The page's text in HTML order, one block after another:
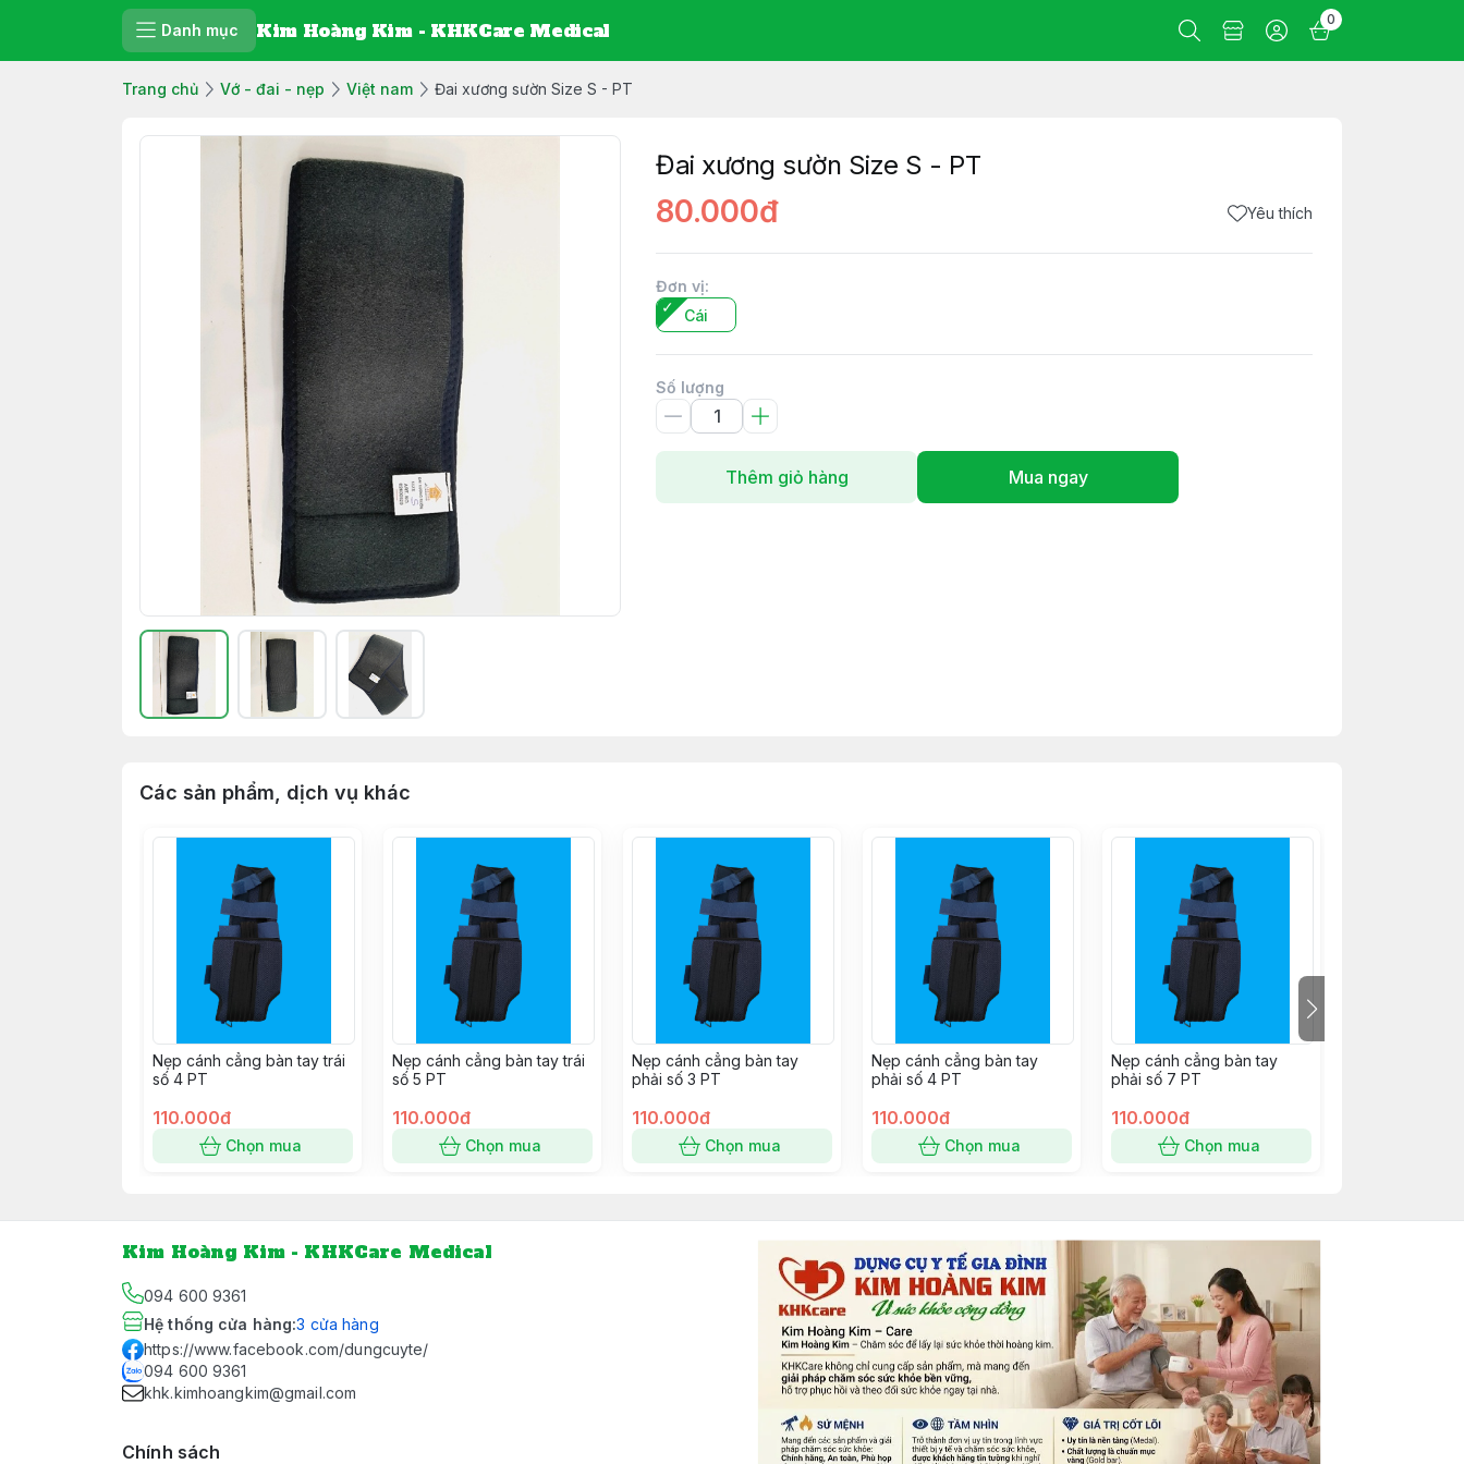
Danh mục Kim Hoàng Kim - KHKCare Medical 0
Trang chủ Vớ - đai - nẹp Việt nam Đai xương sườn Size S - PT
Đai xương sườn Size S - PT
80.000đ Yêu thích
Đơn vị:
Cái
Số lượng
Thêm giỏ hàng Mua ngay
Các sản phẩm, dịch vụ khác
Nẹp cánh cẳng bàn tay trái
số 4 PT
110.000đ
Chọn mua
Nẹp cánh cẳng bàn tay trái
số 5 PT
110.000đ
Chọn mua
Nẹp cánh cẳng bàn tay
phải số 3 PT
110.000đ
Chọn mua
Nẹp cánh cẳng bàn tay
phải số 4 PT
110.000đ
Chọn mua
Nẹp cánh cẳng bàn tay
phải số 7 PT
110.000đ
Chọn mua
Kim Hoàng Kim - KHKCare Medical
094 600 9361
Hệ thống cửa hàng:3 cửa hàng
https://www.facebook.com/dungcuyte/
094 600 9361
khk.kimhoangkim@gmail.com
Chính sách